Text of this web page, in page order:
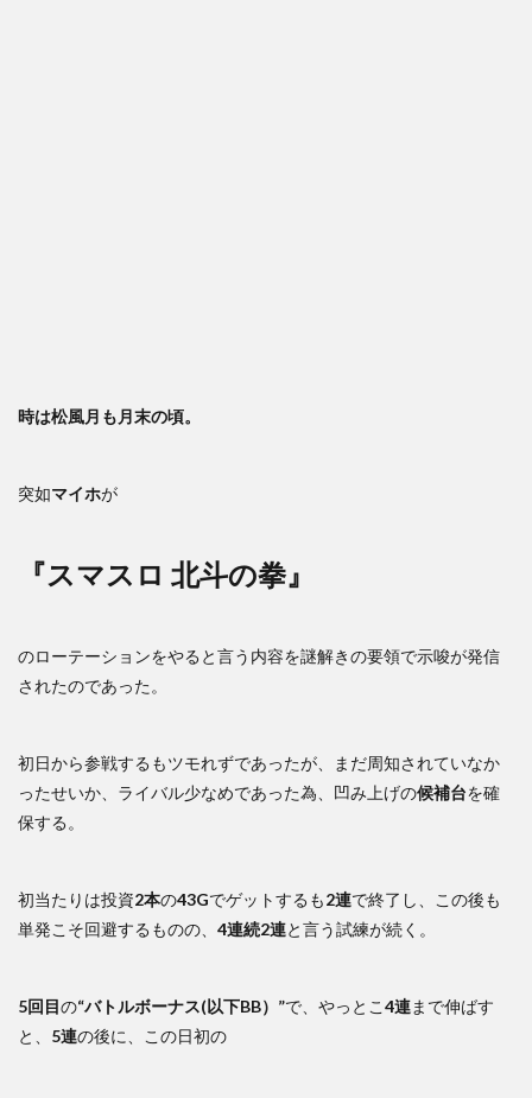
時は松風月も月末の頃。
突如マイホが
『スマスロ 北斗の拳』
のローテーションをやると言う内容を謎解きの要領で示唆が発信
されたのであった。
初日から参戦するもツモれずであったが、まだ周知されていなか
ったせいか、ライバル少なめであった為、凹み上げの候補台を確
保する。
初当たりは投資2本の43Gでゲットするも2連で終了し、この後も
単発こそ回避するものの、 4連続2連と言う試練が続く。
5回目の“バトルボーナス(以下BB）”で、やっとこ 4連まで伸ばす
と、 5連の後に、この日初の